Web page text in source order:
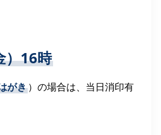
）16時
がき）の場合は、当日消印有